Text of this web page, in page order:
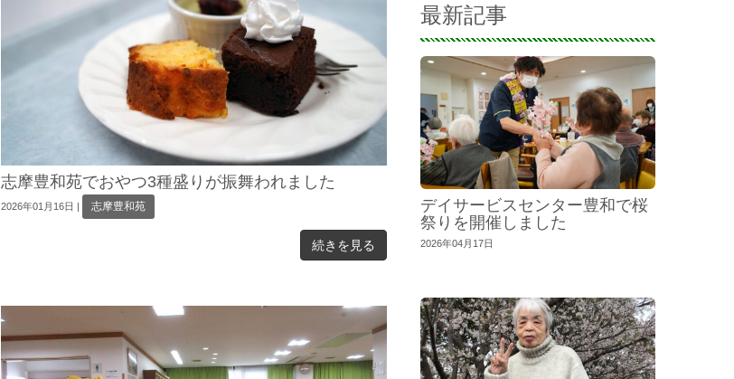
志摩豊和苑でおやつ3種盛りが振舞われました
2026年01月16日 | 志摩豊和苑
続きを見る
最新記事
デイサービスセンター豊和で桜
祭りを開催しました
2026年04月17日